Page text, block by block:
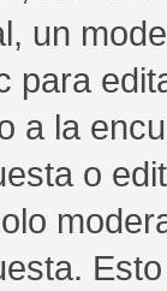
un
para
a la
o